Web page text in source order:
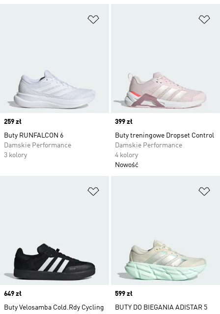
Price
259 zł
Buty RUNFALCON 6
Damskie Performance
3 kolory
Price
399 zł
Buty treningowe Dropset Control
Damskie Performance
4 kolory
Nowość
Price
649 zł
Buty Velosamba Cold.Rdy Cycling
Price
599 zł
BUTY DO BIEGANIA ADISTAR 5